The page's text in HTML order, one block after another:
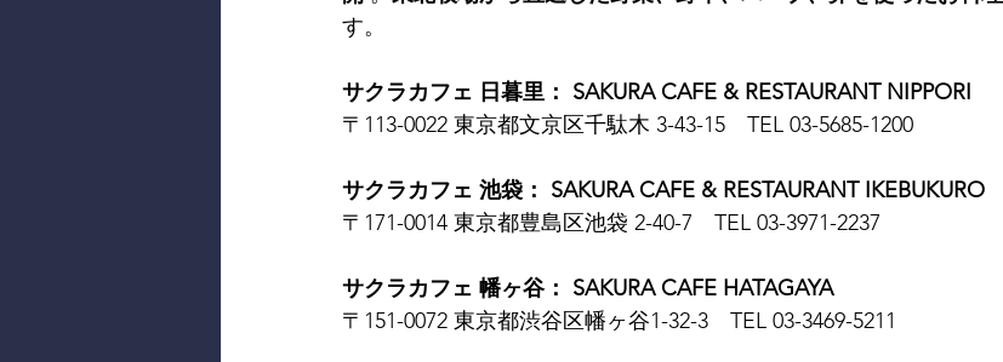
す。
サクラカフェ 日暮里： SAKURA CAFE & RESTAURANT NIPPORI
〒113-0022 東京都文京区千駄木 3-43-15　TEL 03-5685-1200
サクラカフェ 池袋： SAKURA CAFE & RESTAURANT IKEBUKURO
〒171-0014 東京都豊島区池袋 2-40-7　TEL 03-3971-2237
サクラカフェ 幡ヶ谷： SAKURA CAFE HATAGAYA
〒151-0072 東京都渋谷区幡ヶ谷1-32-3　TEL 03-3469-5211